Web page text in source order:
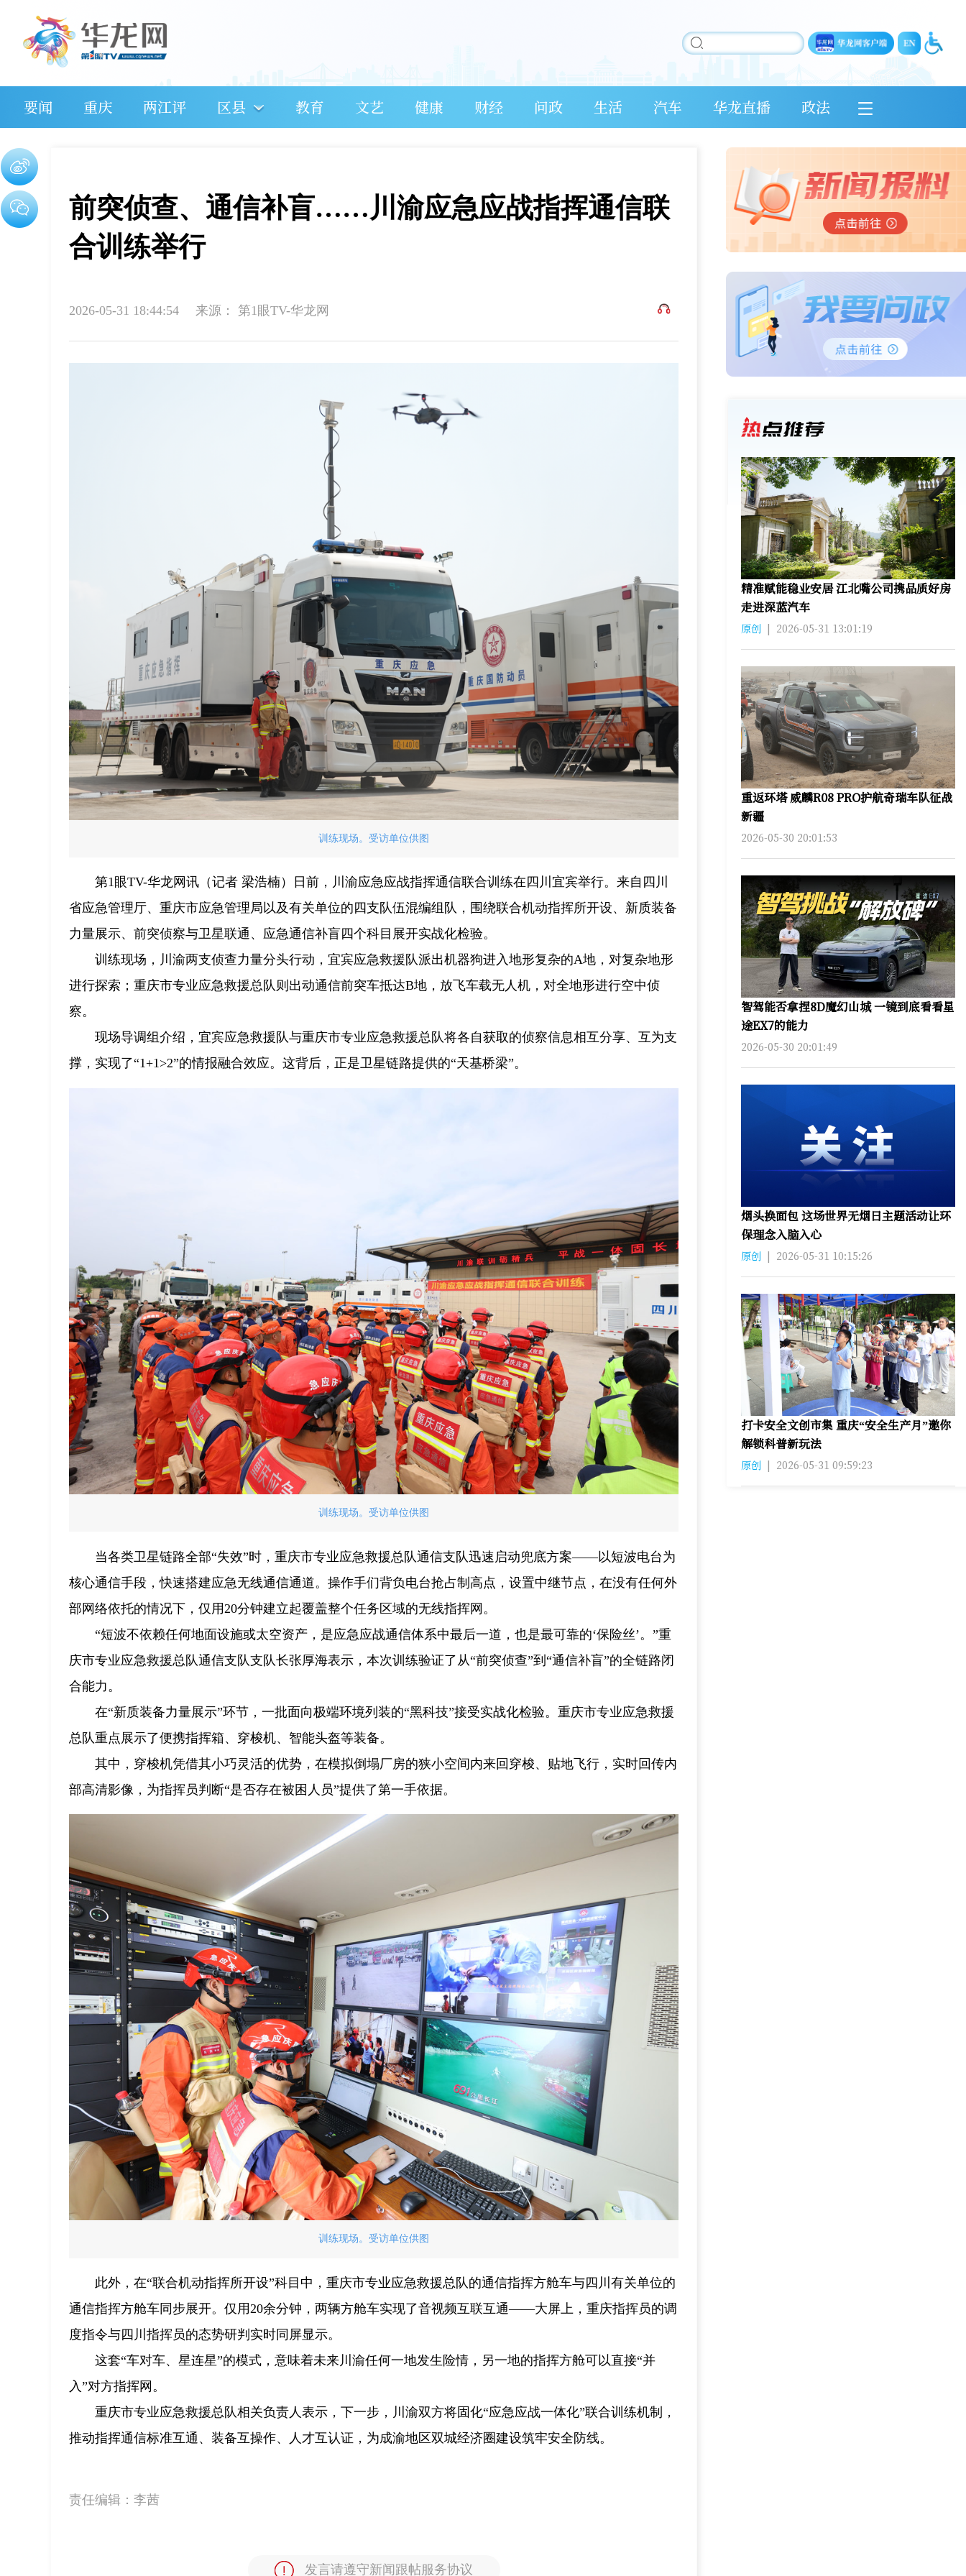
要闻 重庆 两江评 区县 教育 文艺 健康 财经 问政 生活 汽车 华龙直播 政法
前突侦查、通信补盲……川渝应急应战指挥通信联
合训练举行
2026-05-31 18:44:54 来源： 第1眼TV-华龙网
训练现场。受访单位供图
第1眼TV-华龙网讯（记者 梁浩楠）日前，川渝应急应战指挥通信联合训练在四川宜宾举行。来自四川
省应急管理厅、重庆市应急管理局以及有关单位的四支队伍混编组队，围绕联合机动指挥所开设、新质装备
力量展示、前突侦察与卫星联通、应急通信补盲四个科目展开实战化检验。
训练现场，川渝两支侦查力量分头行动，宜宾应急救援队派出机器狗进入地形复杂的A地，对复杂地形
进行探索；重庆市专业应急救援总队则出动通信前突车抵达B地，放飞车载无人机，对全地形进行空中侦
察。
现场导调组介绍，宜宾应急救援队与重庆市专业应急救援总队将各自获取的侦察信息相互分享、互为支
撑，实现了“1+1>2”的情报融合效应。这背后，正是卫星链路提供的“天基桥梁”。
训练现场。受访单位供图
当各类卫星链路全部“失效”时，重庆市专业应急救援总队通信支队迅速启动兜底方案——以短波电台为
核心通信手段，快速搭建应急无线通信通道。操作手们背负电台抢占制高点，设置中继节点，在没有任何外
部网络依托的情况下，仅用20分钟建立起覆盖整个任务区域的无线指挥网。
“短波不依赖任何地面设施或太空资产，是应急应战通信体系中最后一道，也是最可靠的‘保险丝’。”重
庆市专业应急救援总队通信支队支队长张厚海表示，本次训练验证了从“前突侦查”到“通信补盲”的全链路闭
合能力。
在“新质装备力量展示”环节，一批面向极端环境列装的“黑科技”接受实战化检验。重庆市专业应急救援
总队重点展示了便携指挥箱、穿梭机、智能头盔等装备。
其中，穿梭机凭借其小巧灵活的优势，在模拟倒塌厂房的狭小空间内来回穿梭、贴地飞行，实时回传内
部高清影像，为指挥员判断“是否存在被困人员”提供了第一手依据。
训练现场。受访单位供图
此外，在“联合机动指挥所开设”科目中，重庆市专业应急救援总队的通信指挥方舱车与四川有关单位的
通信指挥方舱车同步展开。仅用20余分钟，两辆方舱车实现了音视频互联互通——大屏上，重庆指挥员的调
度指令与四川指挥员的态势研判实时同屏显示。
这套“车对车、星连星”的模式，意味着未来川渝任何一地发生险情，另一地的指挥方舱可以直接“并
入”对方指挥网。
重庆市专业应急救援总队相关负责人表示，下一步，川渝双方将固化“应急应战一体化”联合训练机制，
推动指挥通信标准互通、装备互操作、人才互认证，为成渝地区双城经济圈建设筑牢安全防线。
责任编辑： 李茜
发言请遵守新闻跟帖服务协议
精准赋能稳业安居 江北嘴公司携品质好房
走进深蓝汽车
原创 | 2026-05-31 13:01:19
重返环塔 威麟R08 PRO护航奇瑞车队征战
新疆
2026-05-30 20:01:53
智驾能否拿捏8D魔幻山城 一镜到底看看星
途EX7的能力
2026-05-30 20:01:49
烟头换面包 这场世界无烟日主题活动让环
保理念入脑入心
原创 | 2026-05-31 10:15:26
打卡安全文创市集 重庆“安全生产月”邀你
解锁科普新玩法
原创 | 2026-05-31 09:59:23